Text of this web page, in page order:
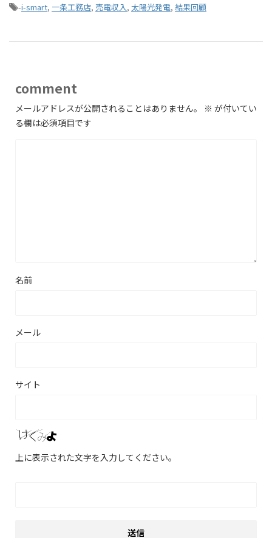
-i-smart, 一条工務店, 売電収入, 太陽光発電, 結果回顧
comment
メールアドレスが公開されることはありません。 ※ が付いてい
る欄は必須項目です
名前
メール
サイト
上に表示された文字を入力してください。